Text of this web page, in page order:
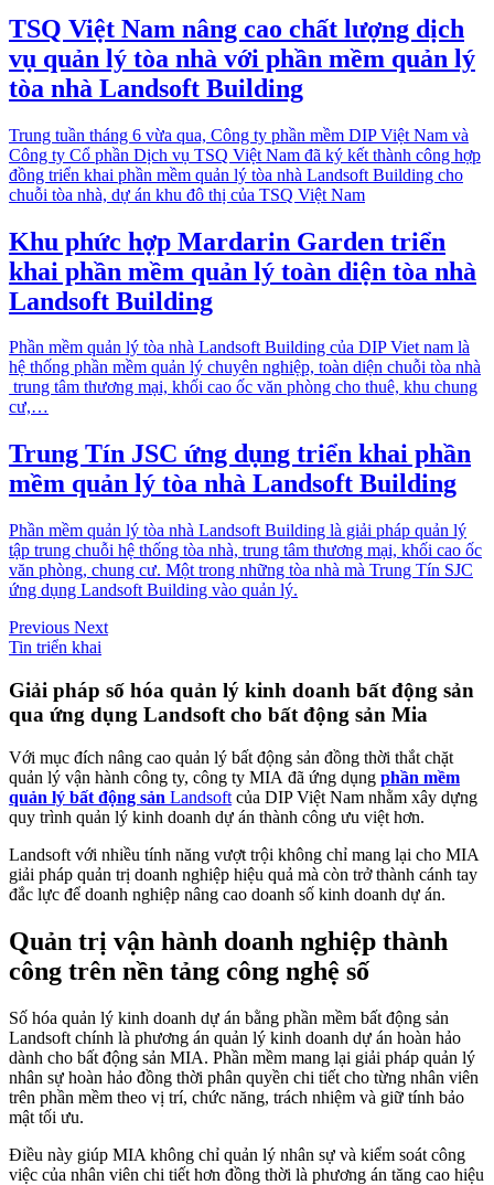
TSQ Việt Nam nâng cao chất lượng dịch
vụ quản lý tòa nhà với phần mềm quản lý
tòa nhà Landsoft Building
Trung tuần tháng 6 vừa qua, Công ty phần mềm DIP Việt Nam và
Công ty Cổ phần Dịch vụ TSQ Việt Nam đã ký kết thành công hợp
đồng triển khai phần mềm quản lý tòa nhà Landsoft Building cho
chuỗi tòa nhà, dự án khu đô thị của TSQ Việt Nam
Khu phức hợp Mardarin Garden triển
khai phần mềm quản lý toàn diện tòa nhà
Landsoft Building
Phần mềm quản lý tòa nhà Landsoft Building của DIP Viet nam là
hệ thống phần mềm quản lý chuyên nghiệp, toàn diện chuỗi tòa nhà
trung tâm thương mại, khối cao ốc văn phòng cho thuê, khu chung
cư,…
Trung Tín JSC ứng dụng triển khai phần
mềm quản lý tòa nhà Landsoft Building
Phần mềm quản lý tòa nhà Landsoft Building là giải pháp quản lý
tập trung chuỗi hệ thống tòa nhà, trung tâm thương mại, khối cao ốc
văn phòng, chung cư. Một trong những tòa nhà mà Trung Tín SJC
ứng dụng Landsoft Building vào quản lý.
Previous Next
Tin triển khai
Giải pháp số hóa quản lý kinh doanh bất động sản
qua ứng dụng Landsoft cho bất động sản Mia
Với mục đích nâng cao quản lý bất động sản đồng thời thắt chặt
quản lý vận hành công ty, công ty MIA đã ứng dụng phần mềm
quản lý bất động sản Landsoft của DIP Việt Nam nhằm xây dựng
quy trình quản lý kinh doanh dự án thành công ưu việt hơn.
Landsoft với nhiều tính năng vượt trội không chỉ mang lại cho MIA
giải pháp quản trị doanh nghiệp hiệu quả mà còn trở thành cánh tay
đắc lực để doanh nghiệp nâng cao doanh số kinh doanh dự án.
Quản trị vận hành doanh nghiệp thành
công trên nền tảng công nghệ số
Số hóa quản lý kinh doanh dự án bằng phần mềm bất động sản
Landsoft chính là phương án quản lý kinh doanh dự án hoàn hảo
dành cho bất động sản MIA. Phần mềm mang lại giải pháp quản lý
nhân sự hoàn hảo đồng thời phân quyền chi tiết cho từng nhân viên
trên phần mềm theo vị trí, chức năng, trách nhiệm và giữ tính bảo
mật tối ưu.
Điều này giúp MIA không chỉ quản lý nhân sự và kiểm soát công
việc của nhân viên chi tiết hơn đồng thời là phương án tăng cao hiệu